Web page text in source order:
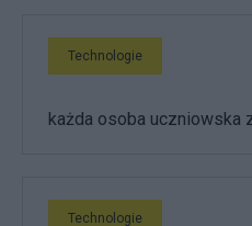
Technologie
każda osoba uczniowska
Technologie